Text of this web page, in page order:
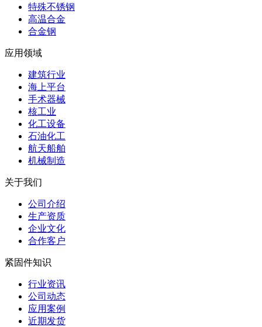
特殊不锈钢
高温合金
合金钢
应用领域
建筑行业
海上平台
手术器械
核工业
化工设备
石油化工
航天船舶
机械制造
关于我们
公司介绍
生产资质
企业文化
合作客户
紧固件知识
行业资讯
公司动态
应用案例
近期发货